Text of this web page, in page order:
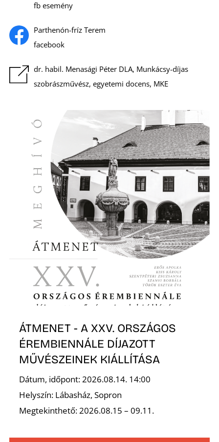
fb esemény
Parthenón-fríz Terem
facebook
dr. habil. Menasági Péter DLA, Munkácsy-díjas
szobrászművész, egyetemi docens, MKE
ÁTMENET - A XXV. ORSZÁGOS
ÉREMBIENNÁLE DÍJAZOTT
MŰVÉSZEINEK KIÁLLÍTÁSA
Dátum, időpont: 2026.08.14. 14:00
Helyszín: Lábasház, Sopron
Megtekinthető: 2026.08.15 – 09.11.